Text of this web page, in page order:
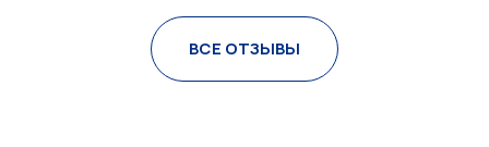
ВСЕ ОТЗЫВЫ